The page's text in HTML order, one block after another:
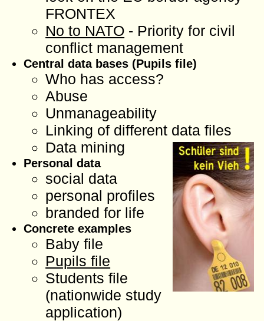
FRONTEX
No to NATO - Priority for civil
conflict management
Central data bases (Pupils file)
Who has access?
Abuse
Unmanageability
Linking of different data files
Data mining
Personal data
social data
personal profiles
branded for life
Concrete examples
Baby file
Pupils file
Students file
(nationwide study
application)